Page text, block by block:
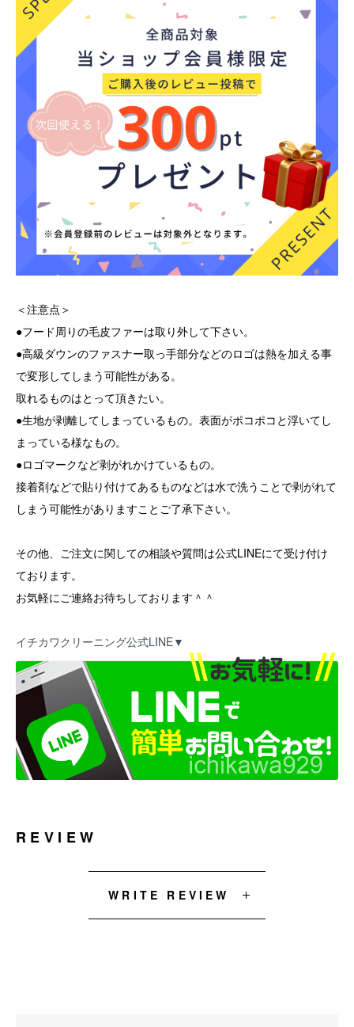
＜注意点＞
●フード周りの毛皮ファーは取り外して下さい。
●高級ダウンのファスナー取っ手部分などのロゴは熱を加える事
で変形してしまう可能性がある。
取れるものはとって頂きたい。
●生地が剥離してしまっているもの。表面がポコポコと浮いてし
まっている様なもの。
●ロゴマークなど剥がれかけているもの。
接着剤などで貼り付けてあるものなどは水で洗うことで剥がれて
しまう可能性がありますことご了承下さい。
その他、ご注文に関しての相談や質問は公式LINEにて受け付け
ております。
お気軽にご連絡お待ちしております＾＾
イチカワクリーニング公式LINE▼
REVIEW
WRITE REVIEW